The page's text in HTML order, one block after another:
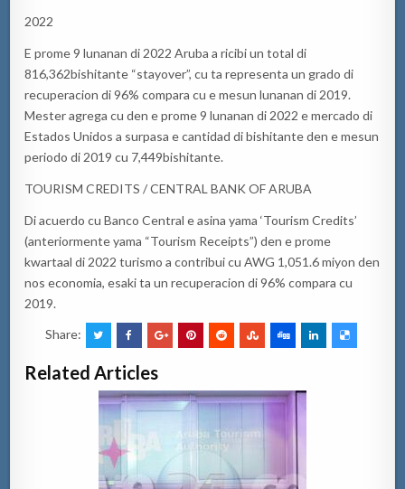
2022
Eprome9lunanan di 2022 Aruba aricibiun total di
816,362bishitante “stayover”,cu ta representa un grado di
recuperacion di96% comparacu emesun lunanan di 2019.
Mester agregacu den eprome9lunanan di 2022 e mercado di
Estados Unidos a surpasa e cantidad dibishitanteden emesun
periodo di 2019cu 7,449bishitante.
TOURISM CREDITS / CENTRAL BANK OF ARUBA
Di acuerdocu Banco Central easina yama ‘Tourism Credits’
(anteriormenteyama “Tourism Receipts”)den eprome
kwartaal di 2022 turismo acontribuicu AWG 1,051.6miyon den
noseconomia,esakita unrecuperacion di 96% comparacu
2019.
Share:
Related Articles